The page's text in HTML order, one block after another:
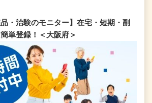
品・治験のモニター】在宅・短期・副
単登録！＜大阪府＞